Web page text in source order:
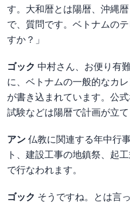
す。大和暦とは陽暦、沖縄
で、質問です。ベトナムの
すか？」
ゴック 中村さん、お便り有
に、ベトナムの一般的なカ
が書き込まれています。公
試験などは陽暦で計画が立て
アン 仏教に関連する年中行
ト、建設工事の地鎮祭、起
で行なわれます。
ゴック そうですね。とは言